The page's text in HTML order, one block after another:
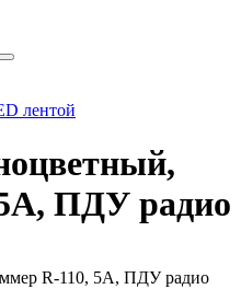
лентой
ПДУ радио